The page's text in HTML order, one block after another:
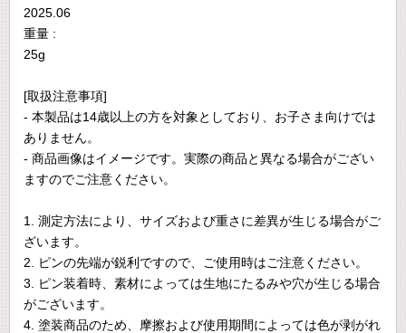
2025.06
重量 :
25g
[取扱注意事項]
- 本製品は14歳以上の方を対象としており、お子さま向けでは
ありません。
- 商品画像はイメージです。実際の商品と異なる場合がござい
ますのでご注意ください。
1. 測定方法により、サイズおよび重さに差異が生じる場合がご
ざいます。
2. ピンの先端が鋭利ですので、ご使用時はご注意ください。
3. ピン装着時、素材によっては生地にたるみや穴が生じる場合
がございます。
4. 塗装商品のため、摩擦および使用期間によっては色が剥がれ